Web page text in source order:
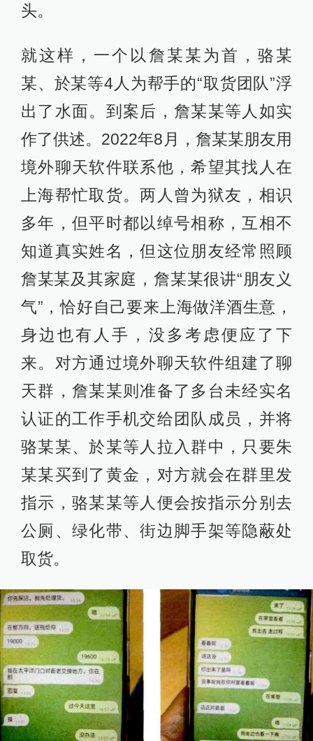
头。
就这样，一个以詹某某为首，骆某
某、於某等4人为帮手的“取货团队”浮
出了水面。到案后，詹某某等人如实
作了供述。2022年8月，詹某某朋友用
境外聊天软件联系他，希望其找人在
上海帮忙取货。两人曾为狱友，相识
多年，但平时都以绰号相称，互相不
知道真实姓名，但这位朋友经常照顾
詹某某及其家庭，詹某某很讲“朋友义
气”，恰好自己要来上海做洋酒生意，
身边也有人手，没多考虑便应了下
来。对方通过境外聊天软件组建了聊
天群，詹某某则准备了多台未经实名
认证的工作手机交给团队成员，并将
骆某某、於某等人拉入群中，只要朱
某某买到了黄金，对方就会在群里发
指示，骆某某等人便会按指示分别去
公厕、绿化带、街边脚手架等隐蔽处
取货。